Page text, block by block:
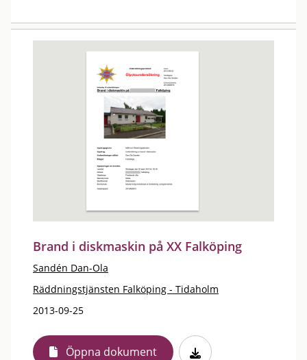
Brand i diskmaskin på XX Falköping
Sandén Dan-Ola
Räddningstjänsten Falköping - Tidaholm
2013-09-25
Öppna dokument